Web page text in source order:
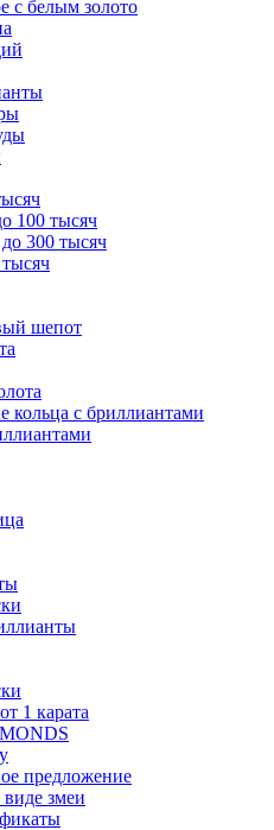
с белым золото
100 тысяч
300 тысяч
шепот
кольца с бриллиантами
1 карата
предложение
змеи